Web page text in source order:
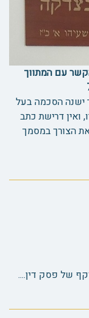
עם המתווך
ישנה הסכמה בעל
ואין דרישת כתב
הצורך במסמך
של פסק דין....